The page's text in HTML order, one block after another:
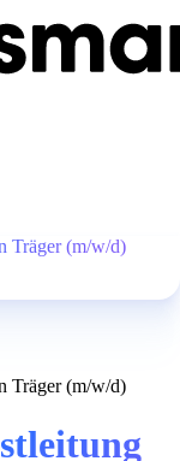
Träger (m/w/d)
Träger (m/w/d)